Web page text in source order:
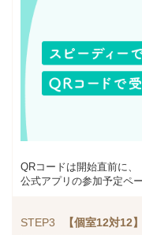
QRコードは開始直前に、
公式アプリの参加予定ペ
STEP3 【個室12対12